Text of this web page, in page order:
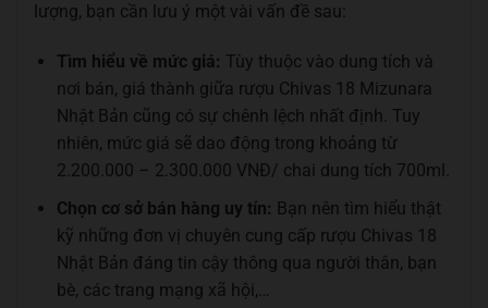
lượng, bạn cần lưu ý một vài vấn đề sau:
Tìm hiểu về mức giá: Tùy thuộc vào dung tích và
nơi bán, giá thành giữa rượu Chivas 18 Mizunara
Nhật Bản cũng có sự chênh lệch nhất định. Tuy
nhiên, mức giá sẽ dao động trong khoảng từ
2.200.000 – 2.300.000 VNĐ/ chai dung tích 700ml.
Chọn cơ sở bán hàng uy tín: Bạn nên tìm hiểu thật
kỹ những đơn vị chuyên cung cấp rượu Chivas 18
Nhật Bản đáng tin cậy thông qua người thân, bạn
bè, các trang mạng xã hội,…